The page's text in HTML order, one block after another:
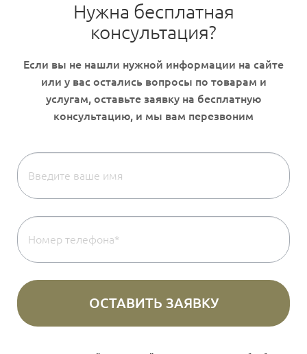
Нужна бесплатная
консультация?